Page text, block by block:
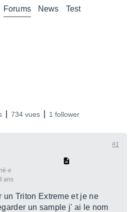
Forums News Test
734 vues 1 follower
ans
#1
Triton Extreme et je ne
un sample j' ai le nom